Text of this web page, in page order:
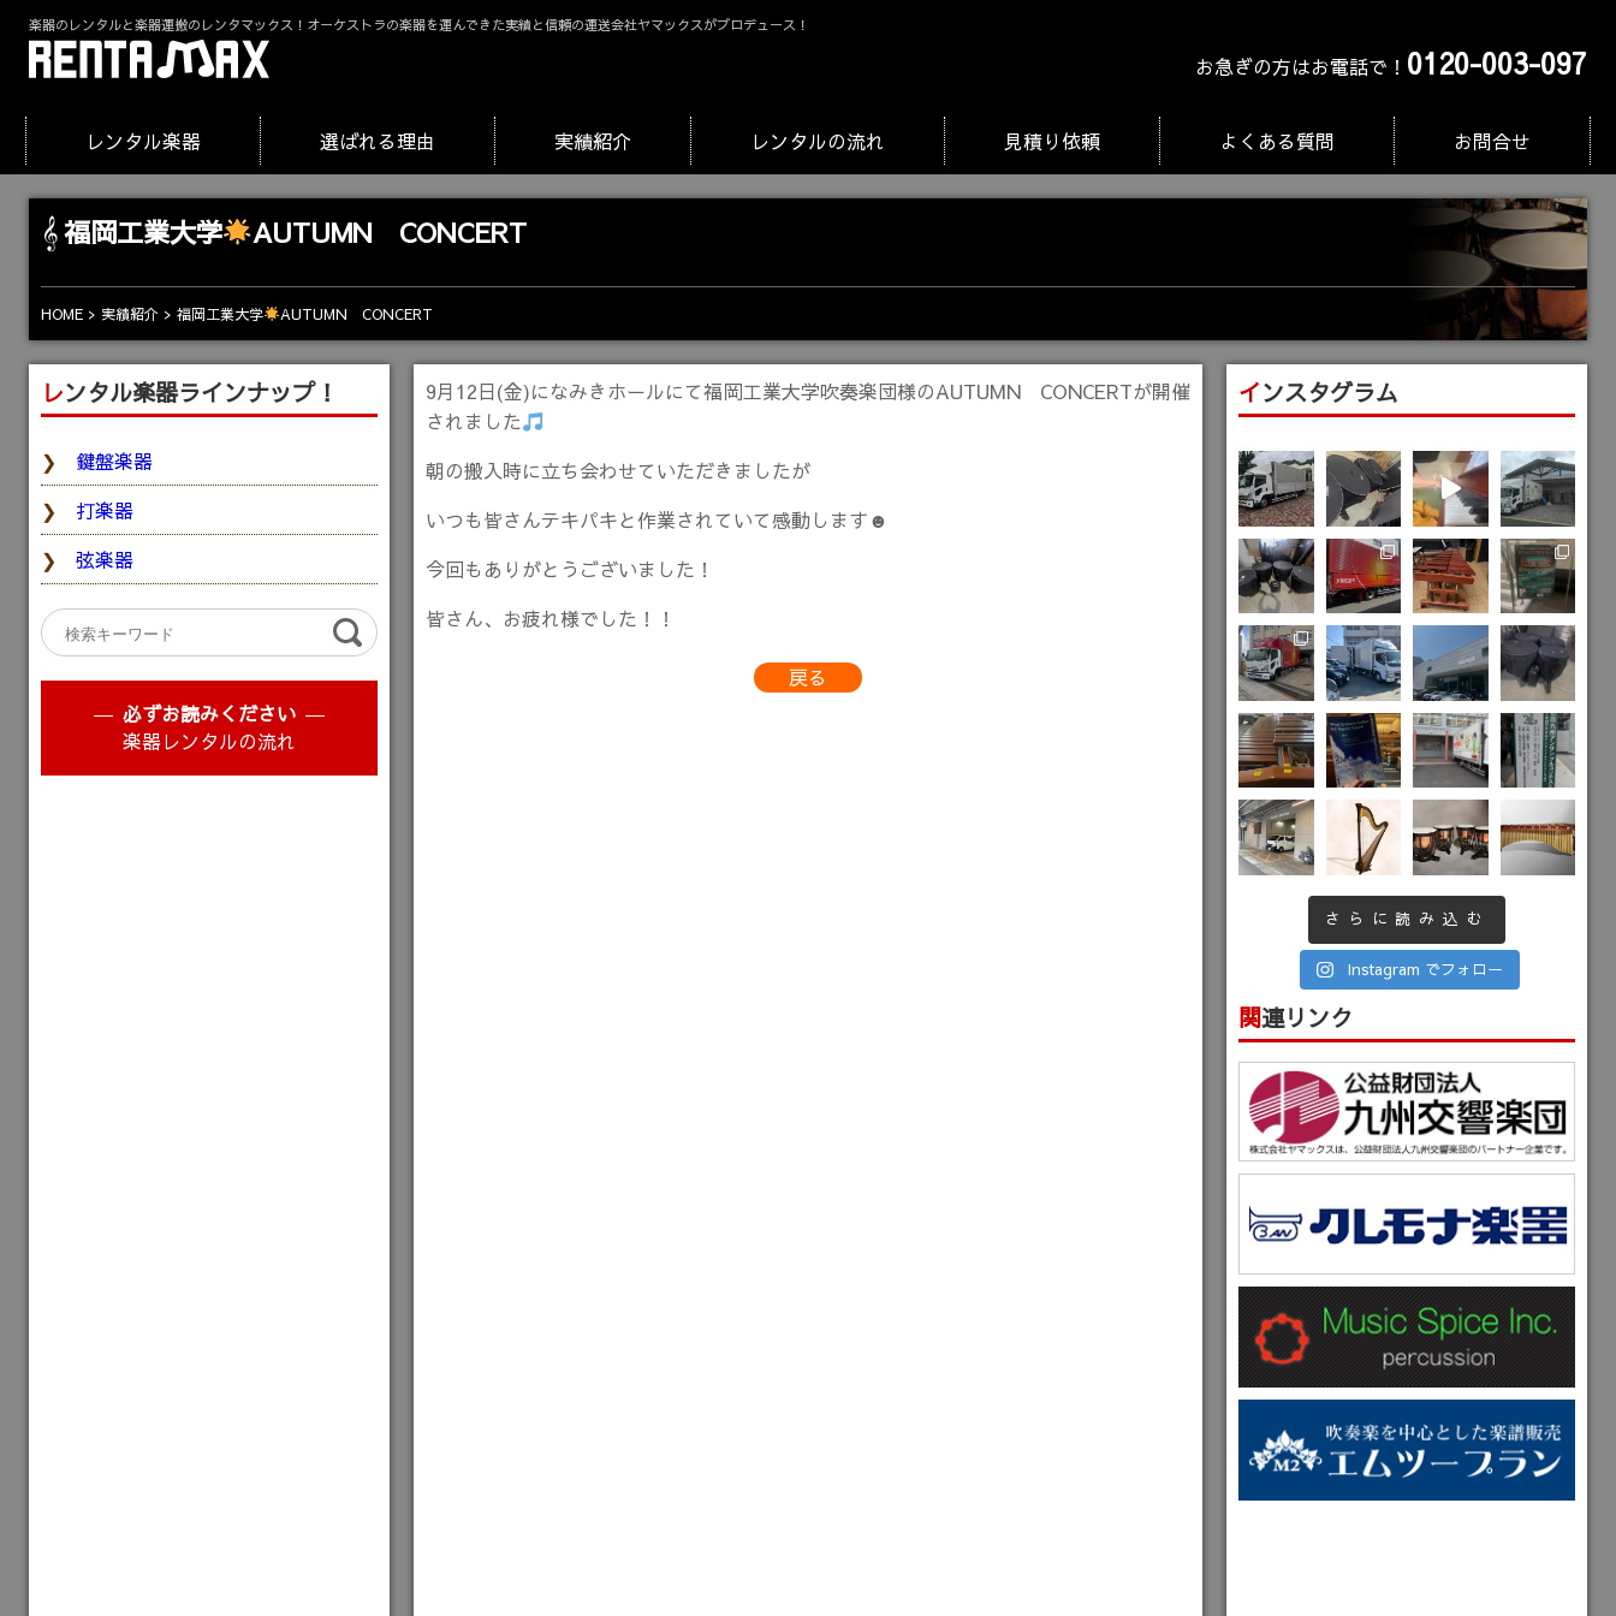
楽器のレンタルと楽器運搬のレンタマックス！オーケストラの楽器を運んできた実績と信頼の運送会社ヤマックスがプロデュース！
お急ぎの方はお電話で！ 0120-003-097
レンタル楽器 選ばれる理由 実績紹介 レンタルの流れ 見積り依頼 よくある質問 お問合せ
福岡工業大学 AUTUMN CONCERT
HOME 実績紹介 福岡工業大学 AUTUMN CONCERT
9月12日(金)になみきホールにて福岡工業大学吹奏楽団様のAUTUMN CONCERTが開催
されました
朝の搬入時に立ち会わせていただきましたが
いつも皆さんテキパキと作業されていて感動します☻
今回もありがとうございました！
皆さん、お疲れ様でした！！
戻る
レンタル楽器ラインナップ！
鍵盤楽器
打楽器
弦楽器
必ずお読みください
楽器レンタルの流れ
インスタグラム
さらに読み込む
Instagram でフォロー
関連リンク